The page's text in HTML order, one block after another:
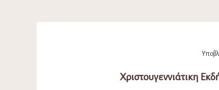
Χριστουγεννιάτικη